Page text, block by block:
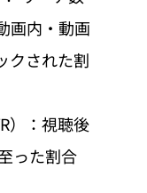
画内・動画
クされた割
）：視聴後
った割合